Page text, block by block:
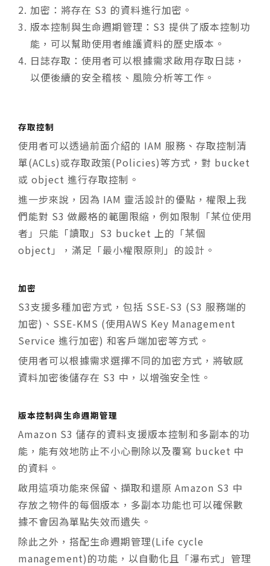
加密：將存在 S3 的資料進行加密。
版本控制與生命週期管理：S3 提供了版本控制功
能，可以幫助使用者維護資料的歷史版本。
日誌存取：使用者可以根據需求啟用存取日誌，
以便後續的安全稽核、風險分析等工作。
存取控制
使用者可以透過前面介紹的 IAM 服務、存取控制清
單(ACLs)或存取政策(Policies)等方式，對 bucket
或 object 進行存取控制。
進一步來說，因為 IAM 靈活設計的優點，權限上我
們能對 S3 做嚴格的範圍限縮，例如限制「某位使用
者」只能「讀取」S3 bucket 上的「某個
object」，滿足「最小權限原則」的設計。
加密
S3支援多種加密方式，包括 SSE-S3 (S3 服務端的
加密)、SSE-KMS (使用AWS Key Management
Service 進行加密) 和客戶端加密等方式。
使用者可以根據需求選擇不同的加密方式，將敏感
資料加密後儲存在 S3 中，以增強安全性。
版本控制與生命週期管理
Amazon S3 儲存的資料支援版本控制和多副本的功
能，能有效地防止不小心刪除以及覆寫 bucket 中
的資料。
啟用這項功能來保留、擷取和還原 Amazon S3 中
存放之物件的每個版本，多副本功能也可以確保數
據不會因為單點失效而遺失。
除此之外，搭配生命週期管理(Life cycle
management)的功能，以自動化且「瀑布式」管理